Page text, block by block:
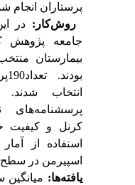
پرستاران انجام
روش‌کار: در
جامعه پژوهش
انتخاب شدند.
پرسشنامه‌های
کرنل و کیفیت
استفاده از
اسپیرمن در سطح معنی‌داری
یافته‌ها:میانگین سن